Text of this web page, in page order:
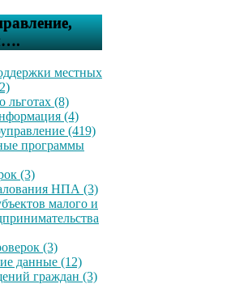
местных
льготах (8)
(4)
(419)
программы
(3)
НПА (3)
малого и
(3)
данные (12)
граждан (3)